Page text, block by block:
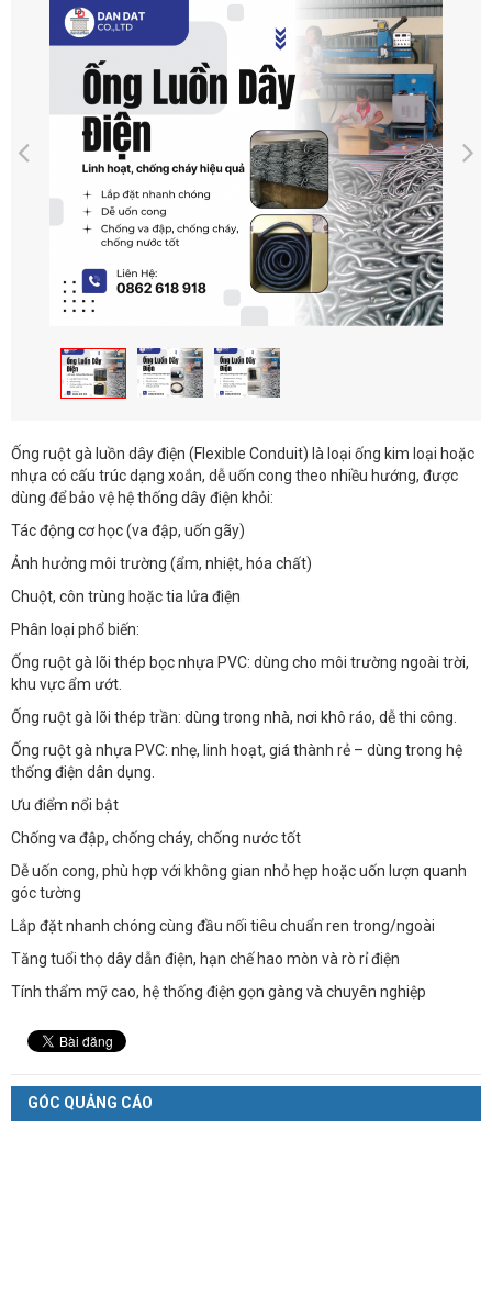
Ống ruột gà luồn dây điện (Flexible Conduit) là loại ống kim loại hoặc
nhựa có cấu trúc dạng xoắn, dễ uốn cong theo nhiều hướng, được
dùng để bảo vệ hệ thống dây điện khỏi:
Tác động cơ học (va đập, uốn gãy)
Ảnh hưởng môi trường (ẩm, nhiệt, hóa chất)
Chuột, côn trùng hoặc tia lửa điện
Phân loại phổ biến:
Ống ruột gà lõi thép bọc nhựa PVC: dùng cho môi trường ngoài trời,
khu vực ẩm ướt.
Ống ruột gà lõi thép trần: dùng trong nhà, nơi khô ráo, dễ thi công.
Ống ruột gà nhựa PVC: nhẹ, linh hoạt, giá thành rẻ – dùng trong hệ
thống điện dân dụng.
Ưu điểm nổi bật
Chống va đập, chống cháy, chống nước tốt
Dễ uốn cong, phù hợp với không gian nhỏ hẹp hoặc uốn lượn quanh
góc tường
Lắp đặt nhanh chóng cùng đầu nối tiêu chuẩn ren trong/ngoài
Tăng tuổi thọ dây dẫn điện, hạn chế hao mòn và rò rỉ điện
Tính thẩm mỹ cao, hệ thống điện gọn gàng và chuyên nghiệp
GÓC QUẢNG CÁO